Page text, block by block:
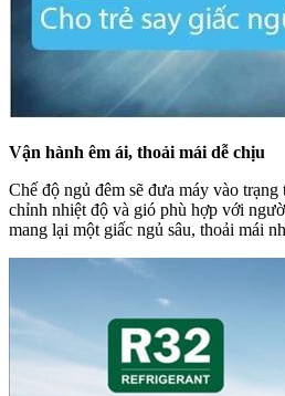
Vận hành êm ái, thoải mái dễ chịu
Chế độ ngủ đêm sẽ đưa máy vào
chỉnh nhiệt độ và gió phù hợp với
mang lại một giấc ngủ sâu, thoải mái